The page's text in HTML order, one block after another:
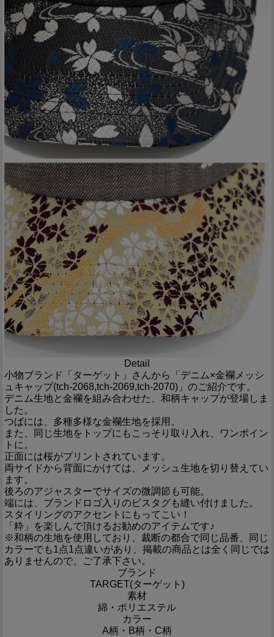
Detail
小物ブランド「ターゲット」さんから「デニム×金襴メッシ
ュキャップ(tch-2068,tch-2069,tch-2070)」のご紹介です。
デニム生地と金襴を組み合わせた、和柄キャップが登場しま
した。
つばには、多種多様な金襴生地を採用。
また、同じ生地をトップにもこっそり取り入れ、ワンポイン
トに。
正面には桜がプリントされています。
両サイドから背面にかけては、メッシュ生地を切り替えてい
ます。
後ろのアジャスターでサイズの微調節も可能。
端には、ブランドロゴ入りのピスタグも縫い付けました。
スタイリングのアクセントにもってこい！
「粋」を楽しんで頂けるお勧めのアイテムです♪
※和柄の生地を使用しており、裁断の都合で同じ品番、同じ
カラーでも1点1点違いがあり、掲載の商品とは全く同じでは
ありませんので、ご了承下さい。
ブランド
TARGET(ターゲット)
素材
綿・ポリエステル
カラー
A柄・B柄・C柄